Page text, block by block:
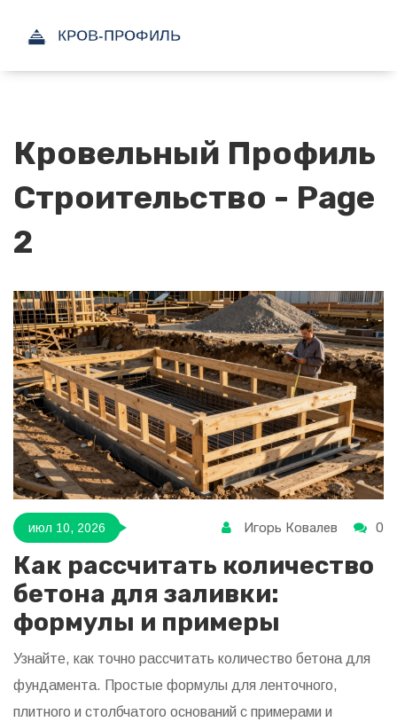
Кровельный Профиль
Строительство - Page
2
июл 10, 2026 Игорь Ковалев 0
Как рассчитать количество
бетона для заливки:
формулы и примеры
Узнайте, как точно рассчитать количество бетона для
фундамента. Простые формулы для ленточного,
плитного и столбчатого оснований с примерами и